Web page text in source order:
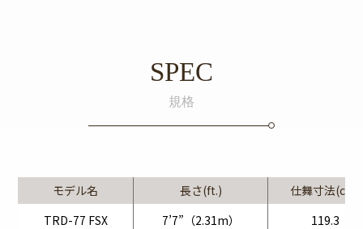
SPEC
規格
モデル名 長さ(ft.)
仕舞寸法(cm)
TRD-77 FSX
7’7”（2.31m） 119.3